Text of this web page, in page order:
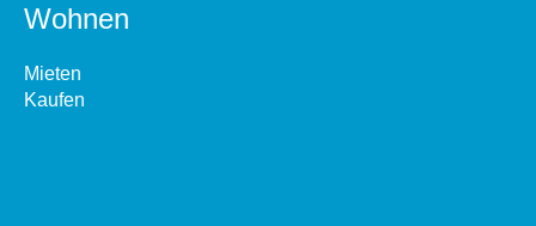
Wohnen
Mieten
Kaufen